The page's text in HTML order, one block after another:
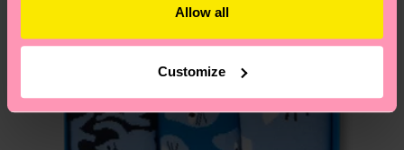
Allow all
Customize